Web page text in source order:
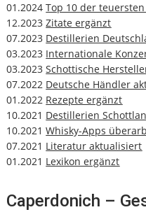
01.2024Top 10 der teuersten
12.2023Zitate ergänzt
07.2023 Destillerien
03.2023 Internationale
03.2023Schottische
07.2022 Deutsche Händler
01.2022 Rezepte ergänzt
10.2021 Destillerien
10.2021Whisky-Apps
07.2021 Literatur aktualisiert
01.2021 Lexikon ergänzt
Caperdonich –